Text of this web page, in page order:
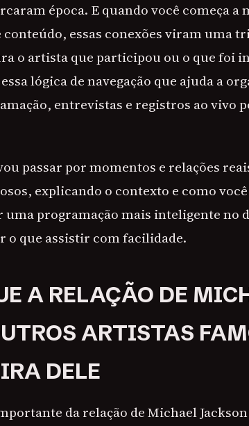
época. E quando você começa
conteúdo, essas conexões viram uma
o artista que participou ou o que foi
lógica de navegação que ajuda a
entrevistas e registros ao vivo
passar por momentos e relações
explicando o contexto e como
uma programação mais inteligente no
o que assistir com facilidade.
A RELAÇÃO DE
ARTISTAS
DELE
da relação de Michael